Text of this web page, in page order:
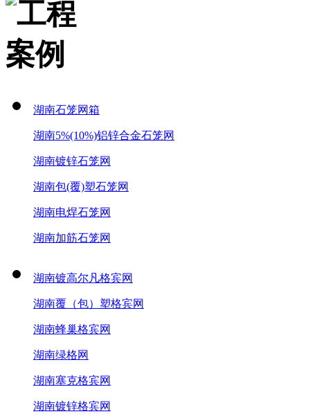
湖南石笼网箱
湖南5%(10%)铝锌合金石笼网
湖南镀锌石笼网
湖南包(覆)塑石笼网
湖南电焊石笼网
湖南加筋石笼网
湖南镀高尔凡格宾网
湖南覆（包）塑格宾网
湖南蜂巢格宾网
湖南绿格网
湖南塞克格宾网
湖南镀锌格宾网